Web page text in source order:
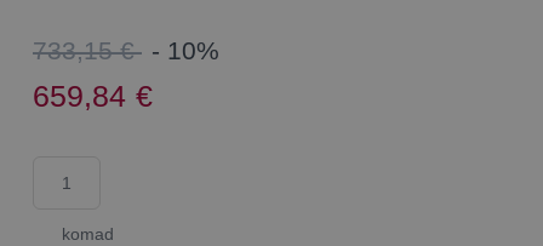
733,15 € - 10%
659,84 €
komad